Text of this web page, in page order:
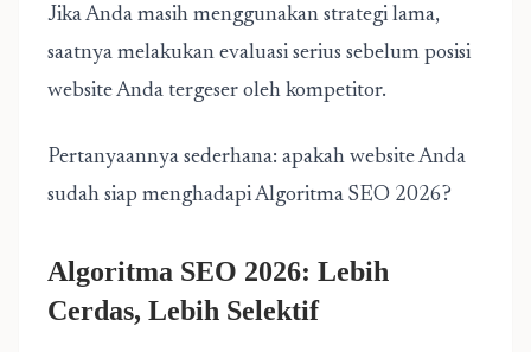
Jika Anda masih menggunakan strategi lama,
saatnya melakukan evaluasi serius sebelum posisi
website Anda tergeser oleh kompetitor.
Pertanyaannya sederhana: apakah website Anda
sudah siap menghadapi Algoritma SEO 2026?
Algoritma SEO 2026: Lebih
Cerdas, Lebih Selektif